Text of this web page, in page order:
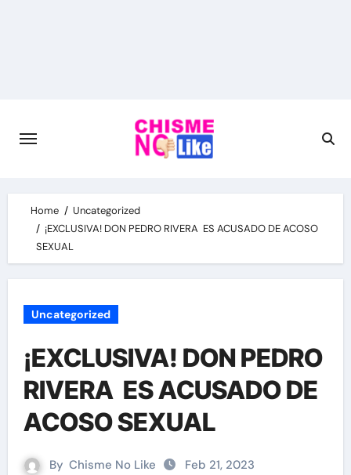
Home
Uncategorized
¡EXCLUSIVA! DON PEDRO RIVERA ES ACUSADO DE ACOSO
SEXUAL
Uncategorized
¡EXCLUSIVA! DON PEDRO
RIVERA ES ACUSADO DE
ACOSO SEXUAL
By Chisme No Like Feb 21, 2023